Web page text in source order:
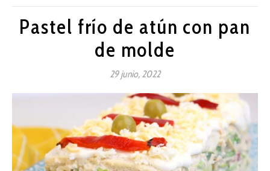
Pastel frío de atún con pan
de molde
29 junio, 2022